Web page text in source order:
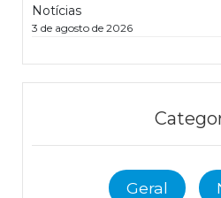
Notícias
3 de agosto de 2026
Geral